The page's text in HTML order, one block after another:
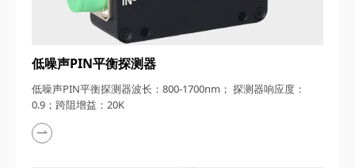
低噪声PIN平衡探测器
低噪声PIN平衡探测器波长：800-1700nm； 探测器响应度：
0.9；跨阻增益：20K